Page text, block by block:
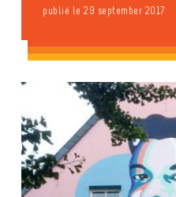
publié le 29 september 2017